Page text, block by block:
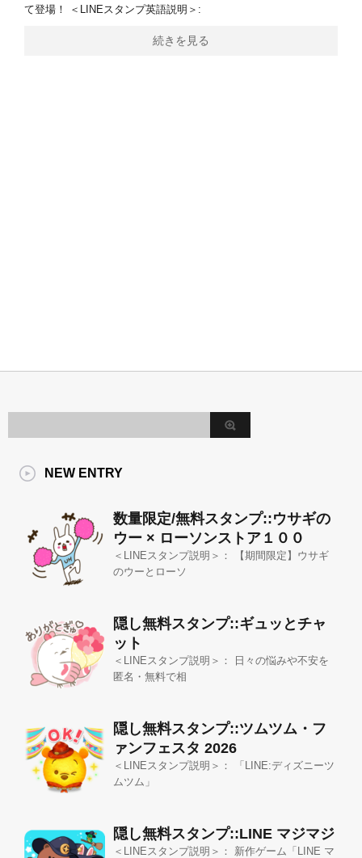
て登場！ ＜LINEスタンプ英語説明＞:
続きを見る
NEW ENTRY
数量限定/無料スタンプ::ウサギの
ウー × ローソンストア１００
＜LINEスタンプ説明＞： 【期間限定】ウサギ
のウーとローソ
隠し無料スタンプ::ギュッとチャ
ット
＜LINEスタンプ説明＞： 日々の悩みや不安を
匿名・無料で相
隠し無料スタンプ::ツムツム・フ
ァンフェスタ 2026
＜LINEスタンプ説明＞： 「LINE:ディズニーツ
ムツム」
隠し無料スタンプ::LINE マジマジ
＜LINEスタンプ説明＞： 新作ゲーム「LINE マ